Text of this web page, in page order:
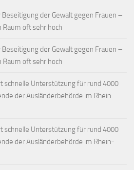
Beseitigung der Gewalt gegen Frauen –
Raum oft sehr hoch
Beseitigung der Gewalt gegen Frauen –
Raum oft sehr hoch
schnelle Unterstützung für rund 4000
der Ausländerbehörde im Rhein-
schnelle Unterstützung für rund 4000
der Ausländerbehörde im Rhein-